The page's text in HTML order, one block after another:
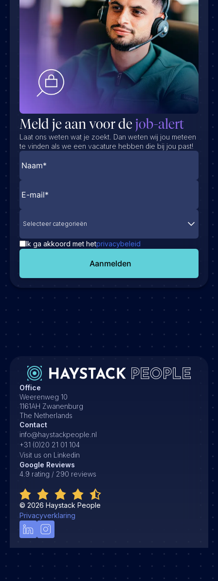
Meld je aan voor dejob-alert
Laat ons weten wat je zoekt. Dan weten wij jou meteen
te vinden als we een vacature hebben die bij jou past!
Selecteer categorieën
Ik ga akkoord met hetprivacybeleid
Aanmelden
Office
Weerenweg 10
1161AH Zwanenburg
The Netherlands
Contact
info@haystackpeople.nl
+31 (0)20 21 01 104
Visit us on Linkedin
Google Reviews
4.9 rating / 290 reviews
© 2026 Haystack People
Privacyverklaring